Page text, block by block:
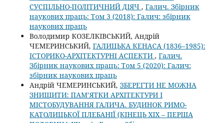
СУСПІЛЬНО-ПОЛІТИЧНИЙ ДІЯЧ , Галич. Збірник
наукових праць: Том 3 (2018): Галич: збірник
наукових праць
Володимир КОЗЕЛКІВСЬКИЙ, Андрій
ЧЕМЕРИНСЬКИЙ, ГАЛИЦЬКА КЕНАСА (1836–1985):
ІСТОРИКО-АРХІТЕКТУРНІ АСПЕКТИ , Галич.
Збірник наукових праць: Том 5 (2020): Галич:
збірник наукових праць
Андрій ЧЕМЕРИНСЬКИЙ, ЗБЕРЕГТИ НЕ МОЖНА
ЗНИЩИТИ: ПАМ’ЯТКИ АРХІТЕКТУРИ І
МІСТОБУДУВАННЯ ГАЛИЧА. БУДИНОК РИМО-
КАТОЛИЦЬКОЇ ПЛЕБАНІЇ (КІНЕЦЬ XIX – ПЕРША